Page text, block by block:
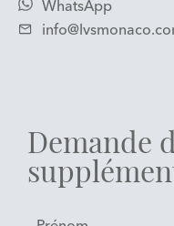
WhatsApp
Demande